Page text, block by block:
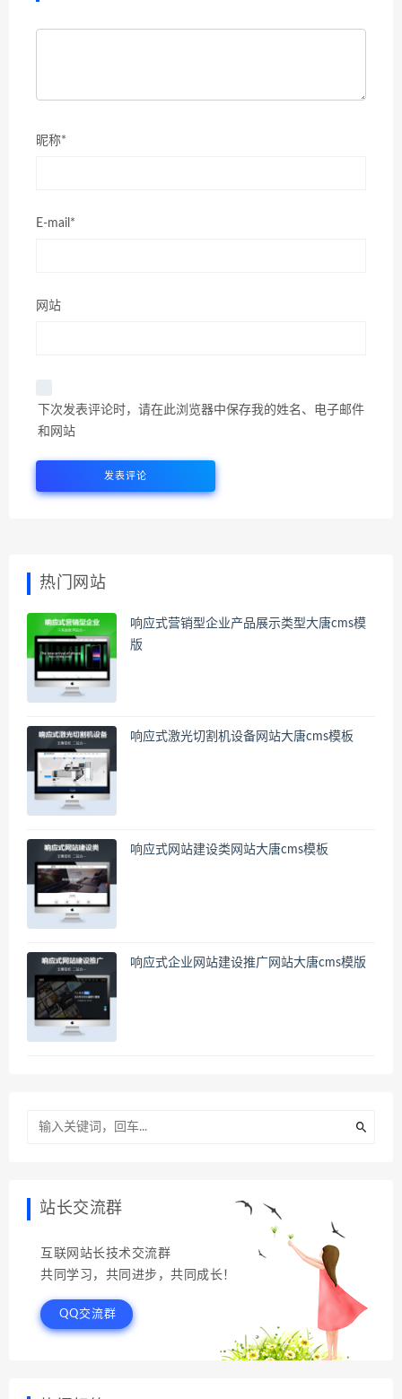
昵称*
E-mail*
网站
下次发表评论时，请在此浏览器中保存我的姓名、电子邮件
和网站
热门网站
响应式营销型企业产品展示类型大唐cms模
版
响应式激光切割机设备网站大唐cms模板
响应式网站建设类网站大唐cms模板
响应式企业网站建设推广网站大唐cms模版
站长交流群
互联网站长技术交流群
共同学习，共同进步，共同成长！
QQ交流群